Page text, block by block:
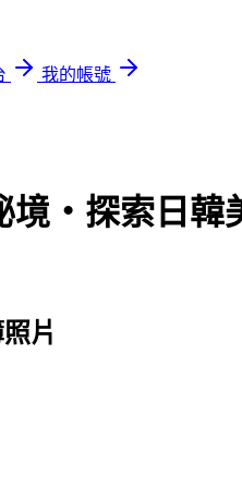
我的帳號
境・探索日韓
片